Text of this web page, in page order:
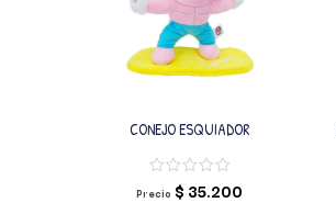
CONEJO ESQUIADOR
Precio $ 35.200